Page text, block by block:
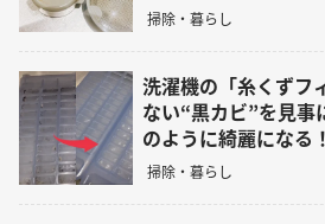
掃除・暮らし
洗濯機の「糸くずフ
ない“黒カビ”を見事
のように綺麗になる
掃除・暮らし